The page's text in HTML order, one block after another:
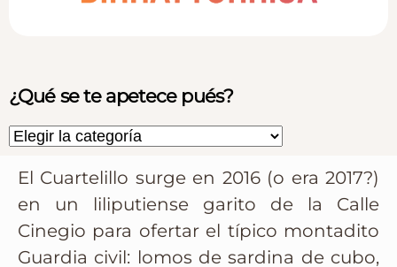
El Cuartelillo surge en 2016 (o era 2017?)
en un liliputiense garito de la Calle
Cinegio para ofertar el típico montadito
Guardia civil: lomos de sardina de cubo,
¿Qué se te apetece pués?